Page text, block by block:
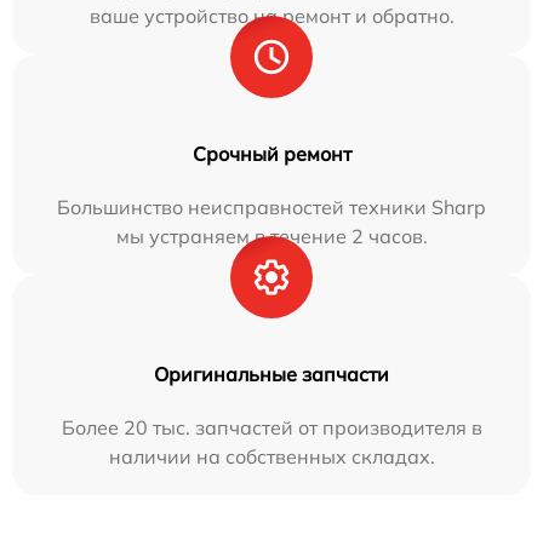
ваше устройство на ремонт и обратно.
Срочный ремонт
Большинство неисправностей техники Sharp
мы устраняем в течение 2 часов.
Оригинальные запчасти
Более 20 тыс. запчастей от производителя в
наличии на собственных складах.